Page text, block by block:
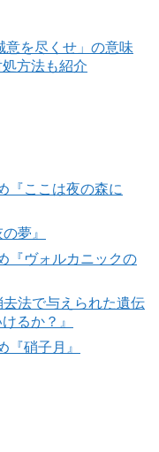
意を尽くせ」の意味
方法も紹介
『ここは夜の森に
夢』
『ヴォルカニックの
法で与えられた遺伝
るか？』
『硝子月』